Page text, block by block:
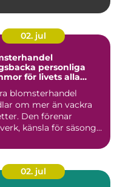
02. jul
personliga
för livets alla
blomsterhandel
om mer än vackra
Den förenar
känsla för säsong
02. jul